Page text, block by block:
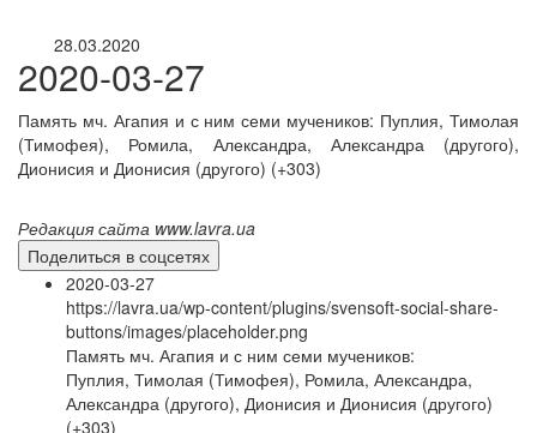
28.03.2020
2020-03-27
Память мч. Агапия и с ним семи мучеников: Пуплия, Тимолая
(Тимофея), Ромила, Александра, Александра (другого),
Дионисия и Дионисия (другого) (+303)
Редакция сайта www.lavra.ua
Поделиться в соцсетях
2020-03-27
https://lavra.ua/wp-content/plugins/svensoft-social-share-
buttons/images/placeholder.png
Память мч. Агапия и с ним семи мучеников:
Пуплия, Тимолая (Тимофея), Ромила, Александра,
Александра (другого), Дионисия и Дионисия (другого)
(+303)